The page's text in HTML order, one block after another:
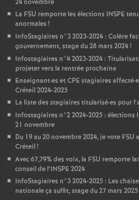
24 novembre
La FSU remporte les élections INSPE
anormales !
InfoStagiaires n°3 2023-2024 : Colère
gouvernement, stage du 28 mars 2024!
Infostagiaires n°4 2023-2024 :
projeter vers la rentrée prochaine
Enseignant·es etCPE stagiaires affecté·
Créteil 2024-2025
La liste des stagiaires titularisé·es pour
Infostagiaires n°2 2024-2025 : élections
21 novembre
Du 19 au 20 novembre 2024, je vote FSU
Créteil!
Avec 67,79% des voix, la FSU remporte
conseil de l’INSPE 2024
InfoStagiaires n°3 2024-2025 : Les
nationale ça suffit, stage du 27 mars 2025